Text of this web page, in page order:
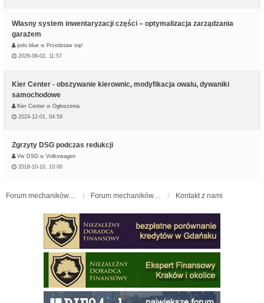
Własny system inwentaryzacji części – optymalizacja zarządzania
garażem
polo.blue w Przedstaw się!
2026-06-02, 11:57
Kier Center - obszywanie kierownic, modyfikacja owalu, dywaniki
samochodowe
Kier Center w Ogłoszenia
2024-12-01, 04:59
Zgrzyty DSG podczas redukcji
Vw DSG w Volkswagen
2018-10-10, 10:00
Forum mechaników samochodowych - forum-mechaniczne.pl Forum mechaników samochodowych Kontakt z nami